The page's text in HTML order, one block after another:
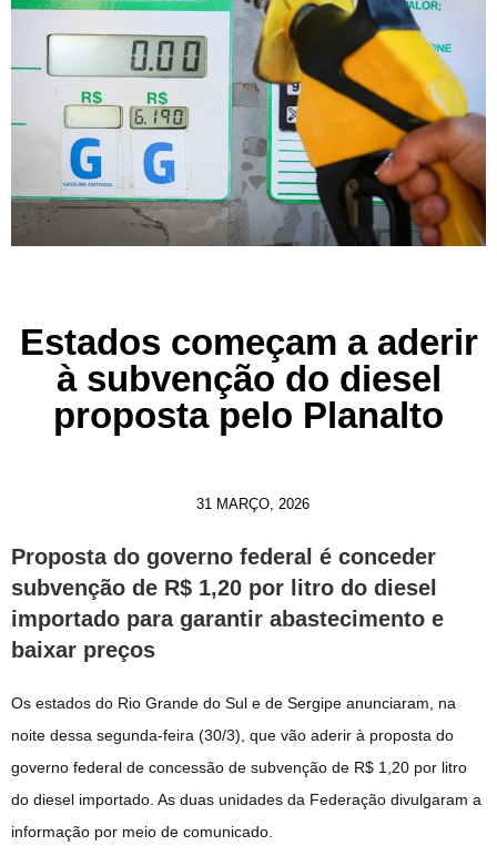
Estados começam a aderir
à subvenção do diesel
proposta pelo Planalto
31 MARÇO, 2026
Proposta do governo federal é conceder
subvenção de R$ 1,20 por litro do diesel
importado para garantir abastecimento e
baixar preços
Os estados do Rio Grande do Sul e de Sergipe anunciaram, na
noite dessa segunda-feira (30/3), que vão aderir à proposta do
governo federal de concessão de subvenção de R$ 1,20 por litro
do diesel importado. As duas unidades da Federação divulgaram a
informação por meio de comunicado.